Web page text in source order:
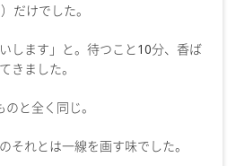
だけでした。
します」と。待つこと10分、香ば
きました。
と全く同じ。
それとは一線を画す味でした。